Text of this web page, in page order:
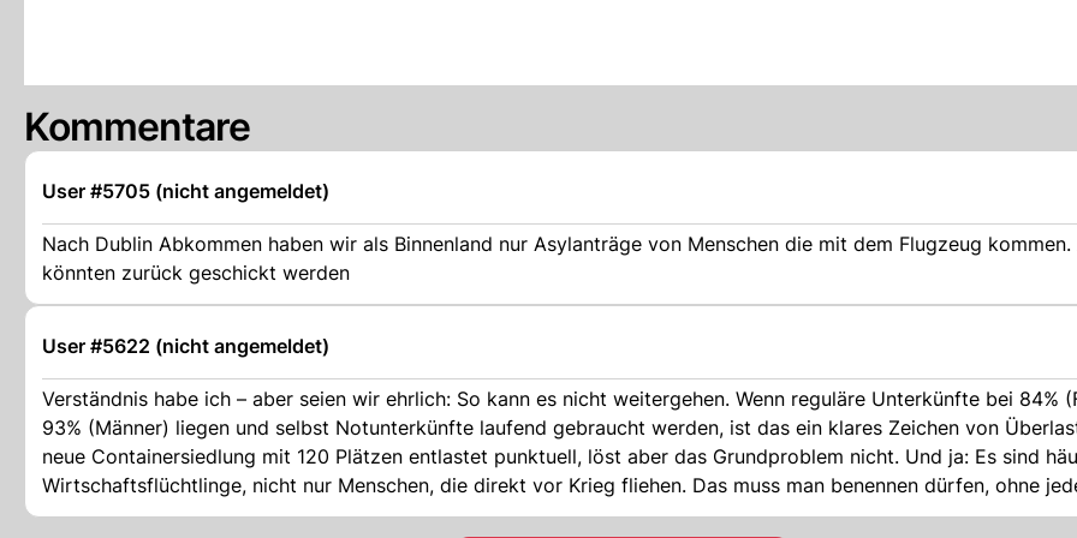
Kommentare
User #5705 (nicht angemeldet)
Nach Dublin Abkommen haben wir als Binnenland nur Asylanträge von Menschen die mit dem Flugzeug kommen.
könnten zurück geschickt werden
User #5622 (nicht angemeldet)
Verständnis habe ich – aber seien wir ehrlich: So kann es nicht weitergehen. Wenn reguläre Unterkünfte bei 84% (Familien) bzw.
93% (Männer) liegen und selbst Notunterkünfte laufend gebraucht werden, ist das ein klares Zeichen von
neue Containersiedlung mit 120 Plätzen entlastet punktuell, löst aber das Grundproblem nicht. Und ja: Es sind häufig
Wirtschaftsflüchtlinge, nicht nur Menschen, die direkt vor Krieg fliehen. Das muss man benennen dürfen, ohne
tun, als wäre das “rechts” oder “herzlos”. Wer Schutz braucht, soll ihn bekommen – aber Missbrauch und